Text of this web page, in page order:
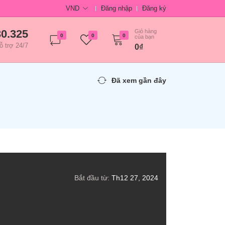
VND Đăng nhập Đăng ký
trợ 24/7
0 0 0
Giỏ hàng
của bạn
0₫
Đã xem gần đây
Bắt đầu từ: Th12 27, 2024